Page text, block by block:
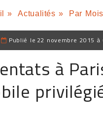
» Actualités » Par Mois
Publié le 22 novembre 2015 à
à